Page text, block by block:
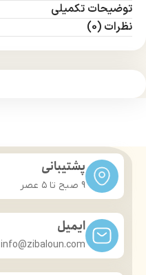
توضیحات تکمیلی
نظرات (0)
پشتیبانی
9 صبح تا ۵ عصر
ایمیل
info@zibaloun.com